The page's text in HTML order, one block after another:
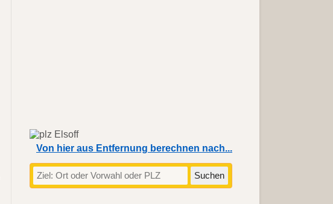
Von hier aus Entfernung berechnen nach...